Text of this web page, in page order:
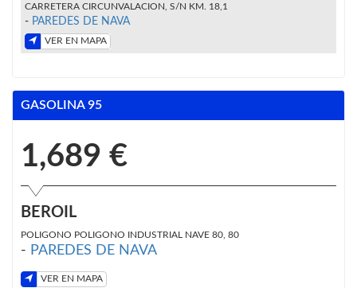
CARRETERA CIRCUNVALACION, S/N KM. 18,1
- PAREDES DE NAVA
VER EN MAPA
GASOLINA 95
1,689 €
BEROIL
POLIGONO POLIGONO INDUSTRIAL NAVE 80, 80
- PAREDES DE NAVA
VER EN MAPA